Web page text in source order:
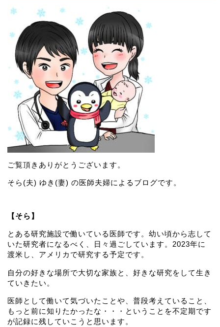
ご覧頂きありがとうございます。
そら(夫) ゆき(妻) の医師夫婦によるブログです。
【そら】
とある研究施設で働いている医師です。幼い頃から志して
いた研究者になるべく、日々過ごしています。2023年に
渡米し、アメリカで研究する予定です。
自分の好きな場所で大切な家族と、好きな研究をして生き
ていきたい。
医師として働いて気づいたことや、普段考えていること、
もっと前に知りたかったな・・・ということを不定期です
が記録に残していこうと思います。